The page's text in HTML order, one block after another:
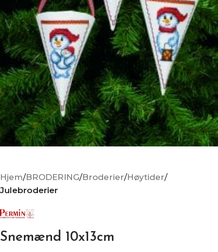
Hjem BRODERING Broderier Høytider
Julebroderier
Snemænd 10x13cm